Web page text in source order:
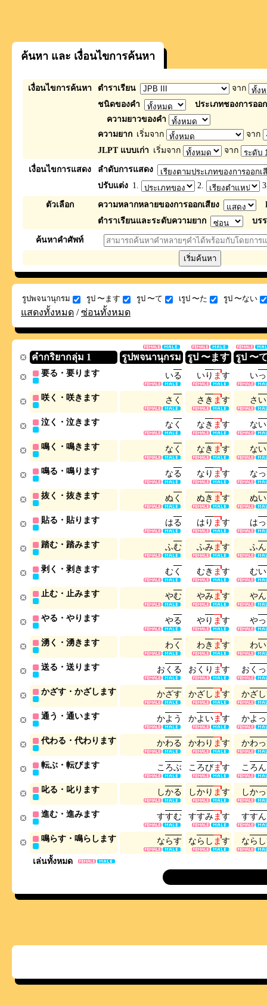
ค้นหา และ เงื่อนไขการค้นหา
เงื่อนไขการค้นหา ตำราเรียน
จาก
ชนิดของคำ
ประเภทชองการออ
ความยาวของคำ
ความยาก เริ่มจาก
จาก
JLPT แบบเก่า เริ่มจาก จาก
เงื่อนไขการแสดง
ลำดับการแสดง
ปรับแต่ง 1. 2.
ตัวเลือก ความหลากหลายของการออกเสียง
ตำราเรียนและระดับความยาก
บร
ค้นหาคำศัพท์
รูปพจนานุกรม รูป 〜ます รูป 〜て เรูป 〜た รูป 〜ない
แสดงทั้งหมด /ซ่อนทั้งหมด
คำกริยากลุ่ม 1 รูปพจนานุกรม รูป 〜ます รูป 〜
เล่นทั้งหมด
要る・要ります いる いり ます いっ
咲く・咲きます さ く さ き ます さ い
泣く・泣きます な く なき ます ない
鳴く・鳴きます な く なき ます ない
鳴る・鳴ります なる な り ます なっ
抜く・抜きます ぬ く ぬき ます ぬい
貼る・貼ります はる は り ます はっ
踏む・踏みます ふむ ふみます ふん
剥く・剥きます むく むき ます むい
止む・止みます やむ やみます やん
やる・やります やる やり ます やっ
湧く・湧きます わ く わき ます わい
送る・送ります お く る お く り ます お く っ
かざす・かざします かざす かざし ます かざし
通う・通います かよ う かよ います かよ っ
代わる・代わります かわる かわ り ます かわっ
転ぶ・転びます こ ろぶ こ ろびます こ ろ ん
叱る・叱ります しかる しかり ます しかっ
進む・進みます すすむ すすみます すすん
鳴らす・鳴らします ならす なら し ます なら し